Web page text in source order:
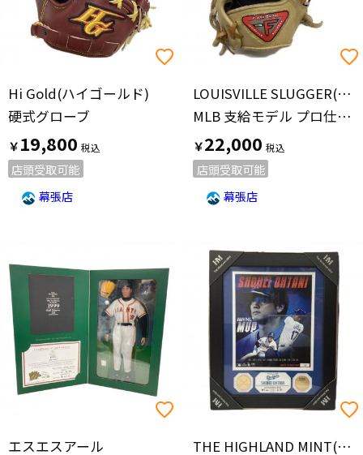
Hi Gold(ハイゴールド)
硬式グローブ
￥19,800
店頭受取可能
幕張店
LOUISVILLE SLUGGER(ルイスビルスラッガー)
MLB 支給モデル プロ仕様モデル
￥22,000
店頭受取可能
幕張店
エスエスアール
THE HIGHLAND MINT(ハイランドミント)